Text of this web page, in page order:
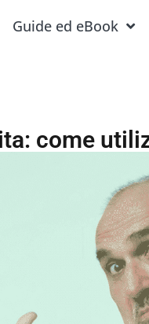
Guide ed eBook
come